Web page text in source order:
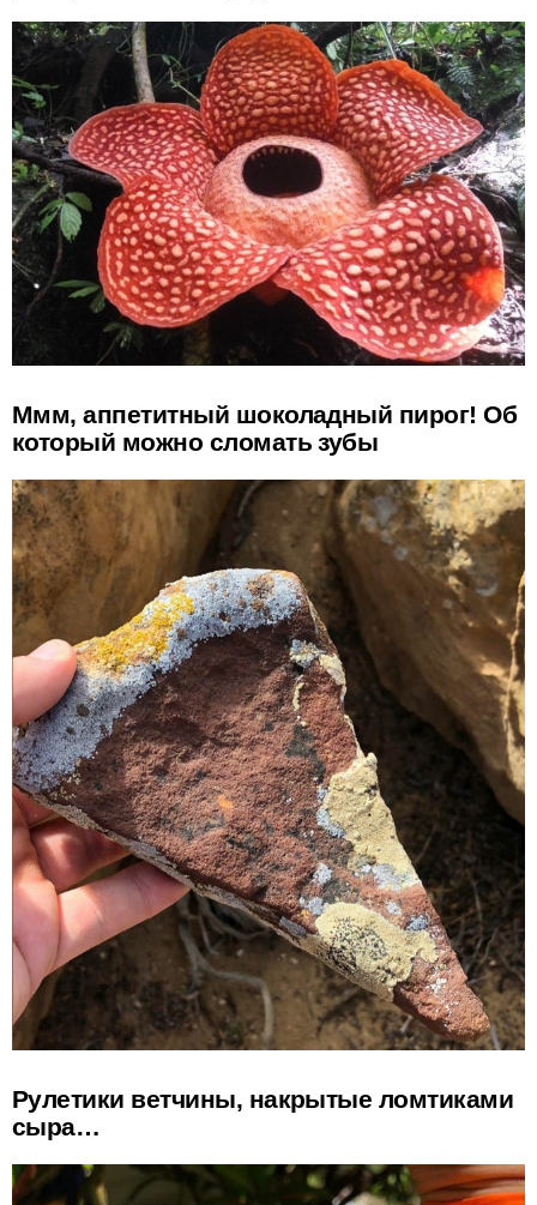
Ммм, аппетитный шоколадный пирог! Об
который можно сломать зубы
Рулетики ветчины, накрытые ломтиками
сыра…